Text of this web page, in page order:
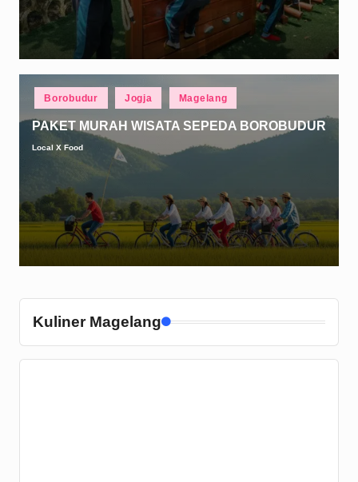
Borobudur Jogja Magelang
PAKET MURAH WISATA SEPEDA BOROBUDUR
Posted
Local X Food
Kuliner Magelang